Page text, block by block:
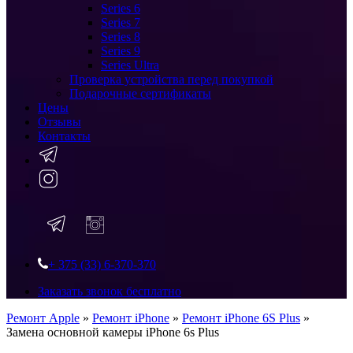
Series 6
Series 7
Series 8
Series 9
Series Ultra
Проверка устройства перед покупкой
Подарочные сертификаты
Цены
Отзывы
Контакты
+ 375 (33) 6-370-370
Заказать звонок бесплатно
Ремонт Apple » Ремонт iPhone » Ремонт iPhone 6S Plus »
Замена основной камеры iPhone 6s Plus